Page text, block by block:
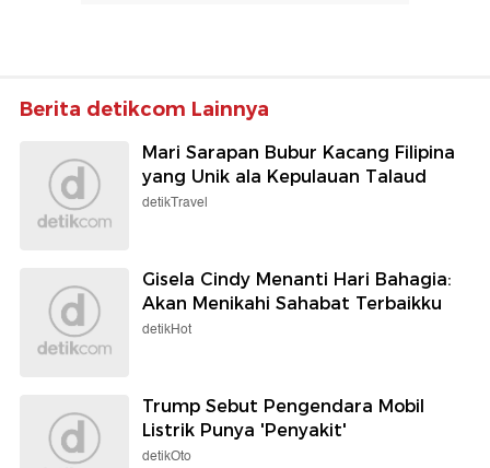
Berita detikcom Lainnya
Mari Sarapan Bubur Kacang Filipina
yang Unik ala Kepulauan Talaud
detikTravel
Gisela Cindy Menanti Hari Bahagia:
Akan Menikahi Sahabat Terbaikku
detikHot
Trump Sebut Pengendara Mobil
Listrik Punya 'Penyakit'
detikOto